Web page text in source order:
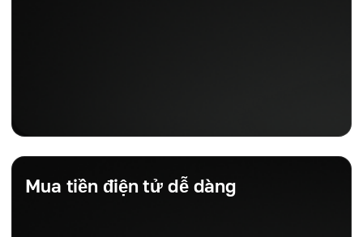
Mua tiền điện tử dễ dàng